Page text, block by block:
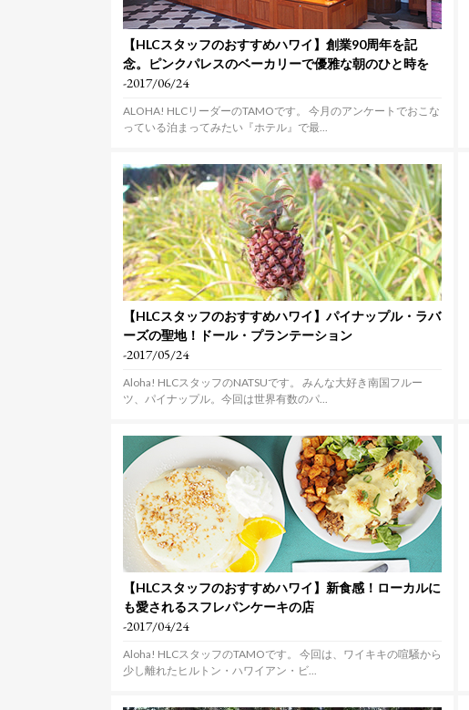
【HLCスタッフのおすすめハワイ】創業90周年を記
念。ピンクパレスのベーカリーで優雅な朝のひと時を
-2017/06/24
ALOHA! HLCリーダーのTAMOです。 今月のアンケートでおこな
っている泊まってみたい『ホテル』で最...
【HLCスタッフのおすすめハワイ】パイナップル・ラバ
ーズの聖地！ドール・プランテーション
-2017/05/24
Aloha! HLCスタッフのNATSUです。 みんな大好き南国フルー
ツ、パイナップル。今回は世界有数のパ...
【HLCスタッフのおすすめハワイ】新食感！ローカルに
も愛されるスフレパンケーキの店
-2017/04/24
Aloha! HLCスタッフのTAMOです。 今回は、ワイキキの喧騒から
少し離れたヒルトン・ハワイアン・ビ...